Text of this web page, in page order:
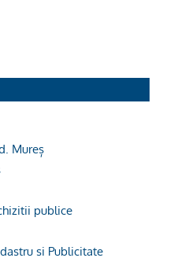
Mureș
publice
si Publicitate